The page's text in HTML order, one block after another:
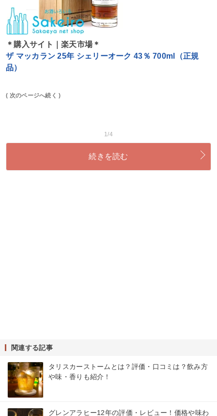
＊購入サイト｜楽天市場＊
ザ マッカラン 25年 シェリーオーク 43％ 700ml（正規
品）
( 次のページへ続く )
1/4
続きを読む
関連する記事
タリスカーストームとは？評価・口コミは？飲み方
や味・香りも紹介！
グレンアラヒー12年の評価・レビュー！価格や味わ